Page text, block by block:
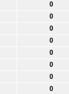
0
0
0
0
0
0
0
0